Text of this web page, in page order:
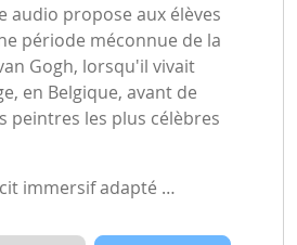
audio propose aux élèves
période méconnue de la
Gogh, lorsqu'il vivait
en Belgique, avant de
peintres les plus célèbres
immersif adapté …